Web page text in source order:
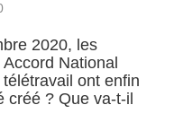
2020, les
National
ont enfin
créé ? Que va-t-il